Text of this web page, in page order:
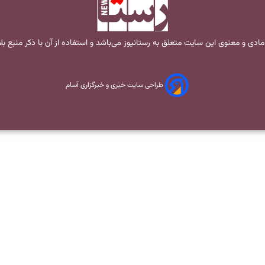
و معنوی این سایت متعلق به رستانیوز می‌باشد و استفاده از آن با ذکر منبع
طراحی سایت خبری و خبرگزاری آسام